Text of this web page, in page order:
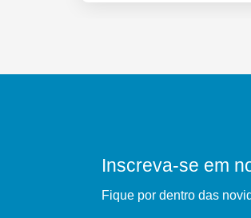
Inscreva-se em
Fique por dentro das